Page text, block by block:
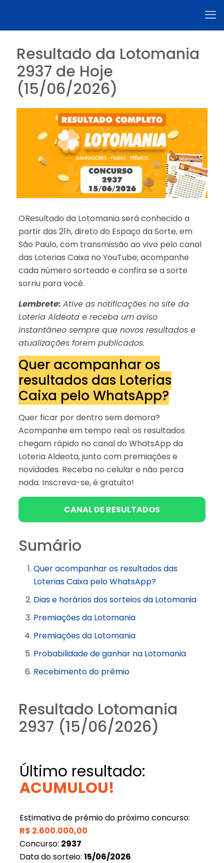
Resultado da Lotomania
2937 de Hoje
(15/06/2026)
OResultado da Lotomania será conhecido a
partir das 21h, direto do Espaço da Sorte, em
São Paulo, com transmissão ao vivo pelo canal
das Loterias Caixa no YouTube; acompanhe
cada número sorteado e confira se a sorte
sorriu para você.
Lembrete: Ative as notificações no site da
Loteria Aldeota e receba um aviso
instantâneo sempre que novos resultados e
atualizações forem publicados.
Quer acompanhar os
resultados das Loterias
Caixa pelo WhatsApp?
Quer ficar por dentro sem demora?
Acompanhe em tempo real: os resultados
chegam rápido no canal do WhatsApp da
Loteria Aldeota, junto com premiações e
novidades. Receba no celular e não perca
nada. Inscreva-se, é gratuito!
CANAL DE RESULTADOS
Sumário
Quer acompanhar os resultados das
Loterias Caixa pelo WhatsApp?
Dias e horários dos sorteios da Lotomania
Premiações da Lotomania
Premiações da Lotomania
Probabilidade de ganhar na Lotomania
Recebimento do prêmio
Resultado Lotomania
2937 (15/06/2026)
Último resultado:
ACUMULOU!
Estimativa de prêmio do próximo concurso:
R$ 2.600.000,00
Concurso: 2937
Data do sorteio: 15/06/2026